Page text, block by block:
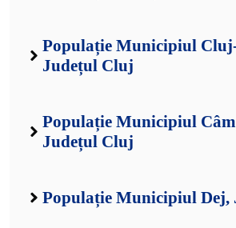
Populație Municipiul
Județul Cluj
Populație Municipiul
Județul Cluj
Populație Municipiul Dej,